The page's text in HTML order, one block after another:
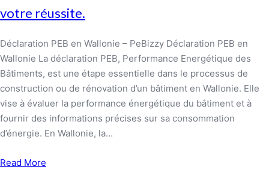
votre réussite.
Déclaration PEB en Wallonie – PeBizzy Déclaration PEB en
Wallonie La déclaration PEB, Performance Energétique des
Bâtiments, est une étape essentielle dans le processus de
construction ou de rénovation d’un bâtiment en Wallonie. Elle
vise à évaluer la performance énergétique du bâtiment et à
fournir des informations précises sur sa consommation
d’énergie. En Wallonie, la…
Read More